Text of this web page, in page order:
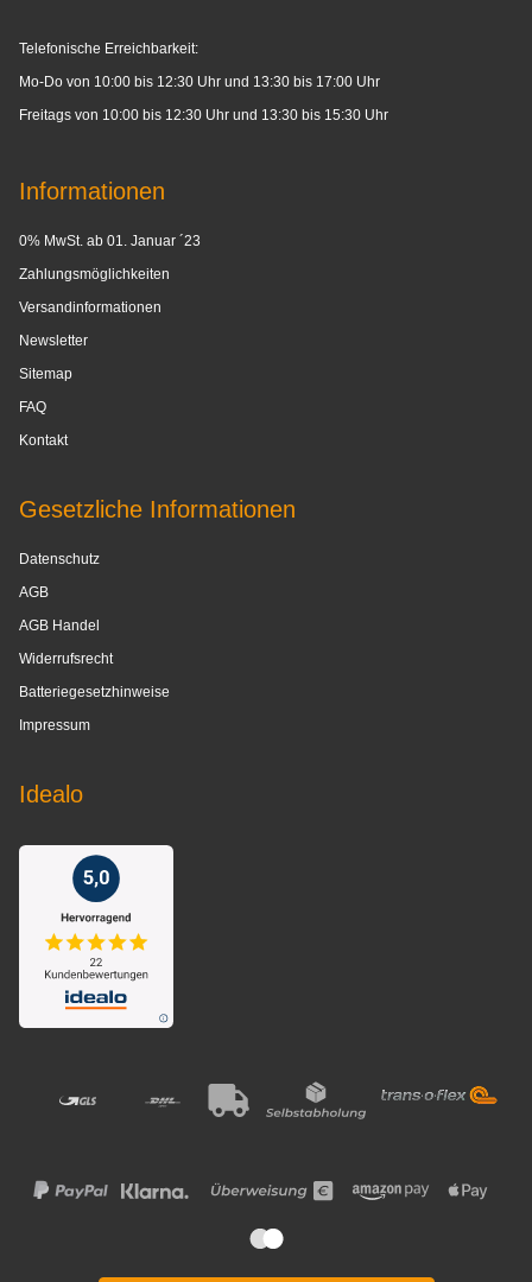
Telefonische Erreichbarkeit:
Mo-Do von 10:00 bis 12:30 Uhr und 13:30 bis 17:00 Uhr
Freitags von 10:00 bis 12:30 Uhr und 13:30 bis 15:30 Uhr
Informationen
0% MwSt. ab 01. Januar ´23
Zahlungsmöglichkeiten
Versandinformationen
Newsletter
Sitemap
FAQ
Kontakt
Gesetzliche Informationen
Datenschutz
AGB
AGB Handel
Widerrufsrecht
Batteriegesetzhinweise
Impressum
Idealo